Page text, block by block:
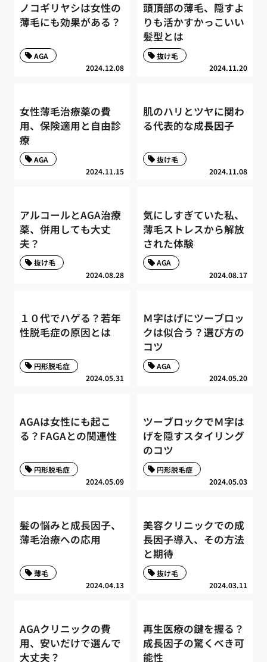
ノコギリヤシは女性の
薄毛にも効果がある？
2024.12.08
AGA
頭頂部の薄毛、隠すよ
りも活かすかっこいい
髪型とは
2024.11.20
抜け毛
女性薄毛治療薬の費
用、保険適用と自由診
療
2024.11.15
AGA
肌のハリとツヤに関わ
る代表的な成長因子
2024.11.08
抜け毛
アルコールとAGA治療
薬、併用しても大丈
夫？
2024.08.28
抜け毛
気にしすぎていた私、
薄毛ストレスから解放
された体験
2024.08.17
AGA
１０代でハゲる？若年
性脱毛症の原因とは
2024.05.31
円形脱毛症
Ｍ字はげにツーブロッ
クは似合う？選び方の
コツ
2024.05.20
AGA
AGAは女性にも起こ
る？FAGAとの関連性
2024.05.09
円形脱毛症
ツーブロックでＭ字は
げを隠すスタイリング
のコツ
2024.05.03
円形脱毛症
髪の悩みと成長因子、
薄毛治療への応用
2024.04.13
薄毛
美容クリニックでの成
長因子導入、その方法
と期待
2024.03.11
抜け毛
AGAクリニックの費
用、安いだけで選んで
大丈夫？
再生医療の鍵を握る？
成長因子の驚くべき可
能性